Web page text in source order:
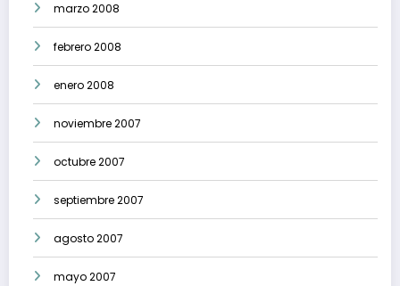
marzo 2008
febrero 2008
enero 2008
noviembre 2007
octubre 2007
septiembre 2007
agosto 2007
mayo 2007